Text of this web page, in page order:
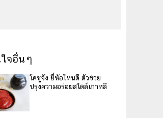
ใจอื่นๆ
โคชูจัง ยี่ห้อไหนดี ตัวช่วย
ปรุงความอร่อยสไตล์เกาหลี